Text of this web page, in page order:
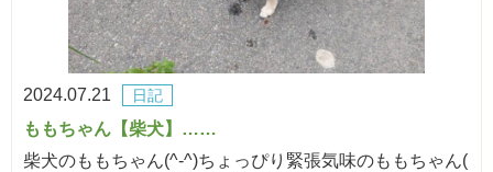
2024.07.21 日記
ももちゃん【柴犬】……
柴犬のももちゃん(^-^)ちょっぴり緊張気味のももちゃん(